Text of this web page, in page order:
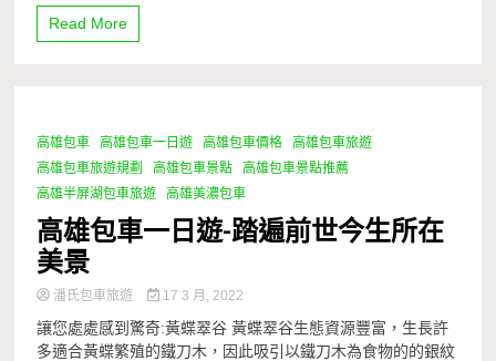
Read More
1 Minute
高雄包車 高雄包車一日遊 高雄包車價格
高雄包車旅遊
高雄包車旅遊規劃
高雄包車景點
高雄包車景點推薦
高雄半屏湖包車旅遊
高雄美濃包車
高雄包車一日遊-踏遍前世今生所在
美景
潘氏包車旅遊 17 3 月, 2022
讓您處處感到驚奇:黃蝶翠谷 黃蝶翠谷生態資源豐富，生長許
多適合黃蝶繁殖的鐵刀木，因此吸引以鐵刀木為食物的的銀紋